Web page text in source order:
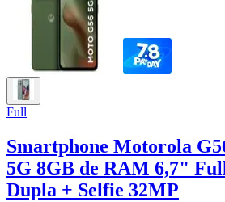
Full
Smartphone Motorola
5G 8GB de RAM 6,7"
Dupla + Selfie 32MP